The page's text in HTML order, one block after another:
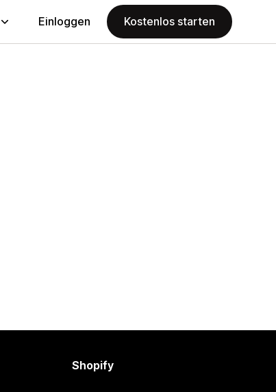
Einloggen Kostenlos starten
Shopify